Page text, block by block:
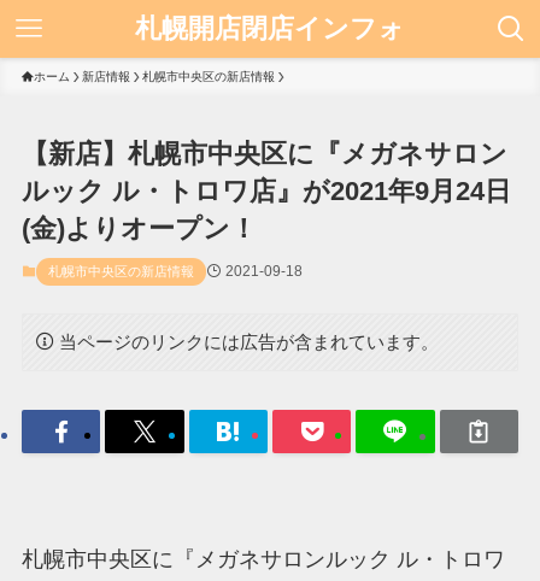
札幌開店閉店インフォ
ホーム 新店情報 札幌市中央区の新店情報
【新店】札幌市中央区に『メガネサロン
ルック ル・トロワ店』が2021年9月24日
(金)よりオープン！
札幌市中央区の新店情報 2021-09-18
当ページのリンクには広告が含まれています。
札幌市中央区に『メガネサロンルック ル・トロワ